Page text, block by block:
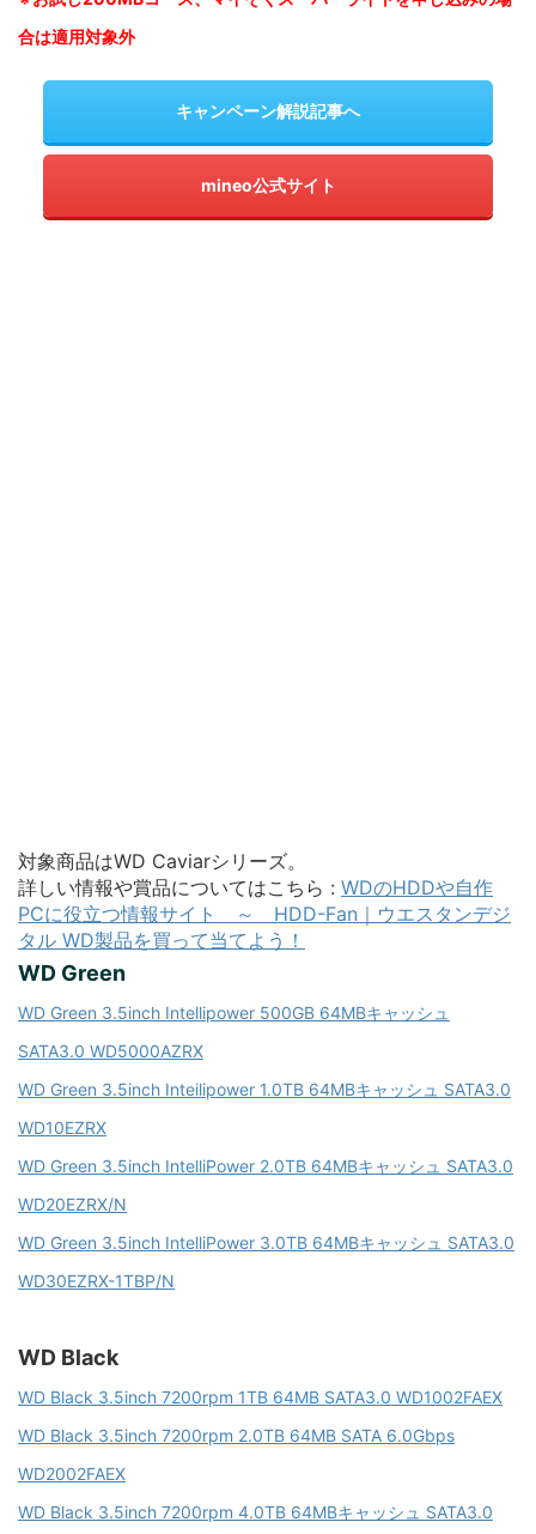
合は適用対象外
キャンペーン解説記事へ
mineo公式サイト
対象商品はWD Caviarシリーズ。
詳しい情報や賞品についてはこちら : WDのHDDや自作
PCに役立つ情報サイト ～ HDD-Fan｜ウエスタンデジ
タル WD製品を買って当てよう！
WD Green
WD Green 3.5inch Intellipower 500GB 64MBキャッシュ
SATA3.0 WD5000AZRX
WD Green 3.5inch Inteilipower 1.0TB 64MBキャッシュ SATA3.0
WD10EZRX
WD Green 3.5inch IntelliPower 2.0TB 64MBキャッシュ SATA3.0
WD20EZRX/N
WD Green 3.5inch IntelliPower 3.0TB 64MBキャッシュ SATA3.0
WD30EZRX-1TBP/N
WD Black
WD Black 3.5inch 7200rpm 1TB 64MB SATA3.0 WD1002FAEX
WD Black 3.5inch 7200rpm 2.0TB 64MB SATA 6.0Gbps
WD2002FAEX
WD Black 3.5inch 7200rpm 4.0TB 64MBキャッシュ SATA3.0